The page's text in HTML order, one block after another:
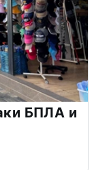
БПЛА и